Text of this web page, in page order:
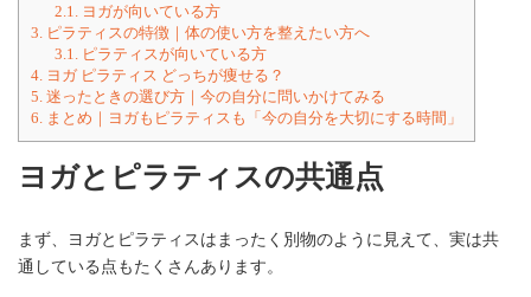
2.1.
ヨガが向いている方
3. ピラティスの特徴｜体の使い方を整えたい方へ
3.1.
ピラティスが向いている方
4. ヨガ ピラティス どっちが痩せる？
5. 迷ったときの選び方｜今の自分に問いかけてみる
6.
まとめ｜ヨガもピラティスも「今の自分を大切にする時間」
ヨガとピラティスの共通点
まず、ヨガとピラティスはまったく別物のように見えて、実は共
通している点もたくさんあります。